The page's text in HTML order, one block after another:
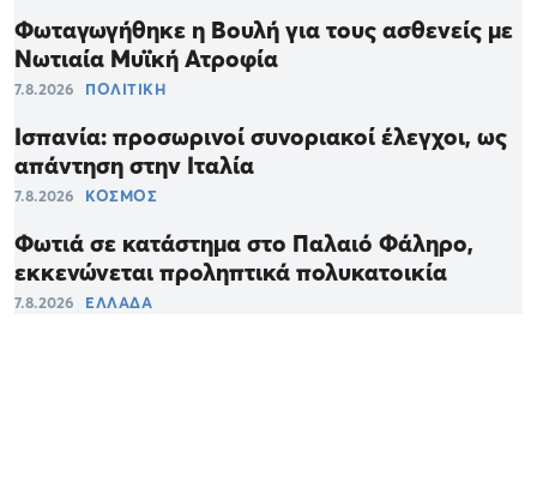
Φωταγωγήθηκε η Βουλή για τους ασθενείς με
Νωτιαία Μυϊκή Ατροφία
7.8.2026 ΠΟΛΙΤΙΚΗ
Ισπανία: προσωρινοί συνοριακοί έλεγχοι, ως
απάντηση στην Ιταλία
7.8.2026 ΚΟΣΜΟΣ
Φωτιά σε κατάστημα στο Παλαιό Φάληρο,
εκκενώνεται προληπτικά πολυκατοικία
7.8.2026 ΕΛΛΑΔΑ